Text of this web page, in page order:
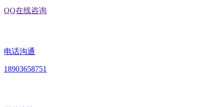
QQ在线咨询
电话沟通
18903658751